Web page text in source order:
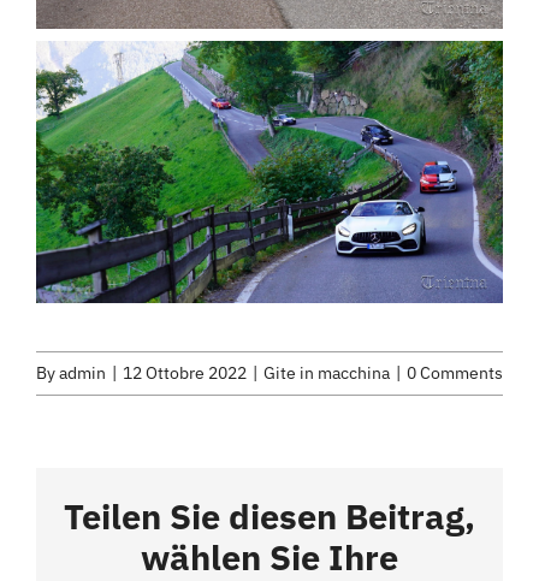
Byadmin 12 Ottobre 2022 Gite in macchina 0 Comments
Teilen Sie diesen Beitrag,
wählen Sie Ihre